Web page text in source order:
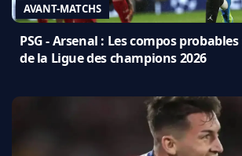
AVANT-MATCHS
PSG - Arsenal : Les compos
de la Ligue des champions 2026